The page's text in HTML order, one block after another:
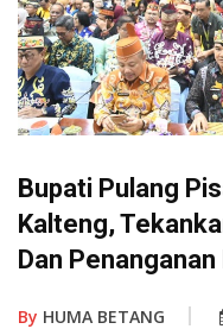
Bupati Pulang
Kalteng,
Dan
By HUMA BETANG